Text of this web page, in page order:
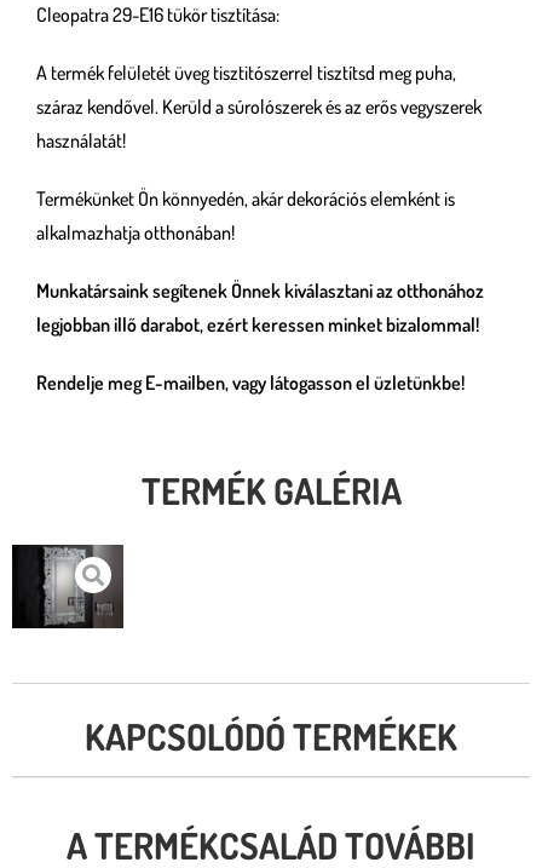
Cleopatra 29-E16 tükör tisztítása:
A termék felületét üveg tisztitószerrel tisztítsd meg puha,
száraz kendővel. Kerüld a súrolószerek és az erős vegyszerek
használatát!
Termékünket Ön könnyedén, akár dekorációs elemként is
alkalmazhatja otthonában!
Munkatársaink segítenek Önnek kiválasztani az otthonához
legjobban illő darabot, ezért keressen minket bizalommal!
Rendelje meg E-mailben, vagy látogasson el üzletünkbe!
TERMÉK GALÉRIA
KAPCSOLÓDÓ TERMÉKEK
A TERMÉKCSALÁD TOVÁBBI